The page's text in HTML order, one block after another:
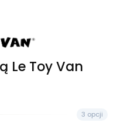
Le Toy Van
3 opcji